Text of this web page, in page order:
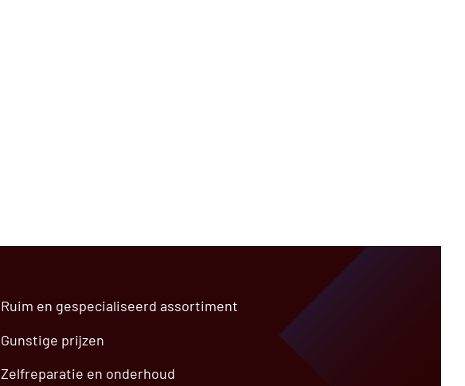
Ruim en gespecialiseerd assortiment
Gunstige prijzen
Zelfreparatie en onderhoud